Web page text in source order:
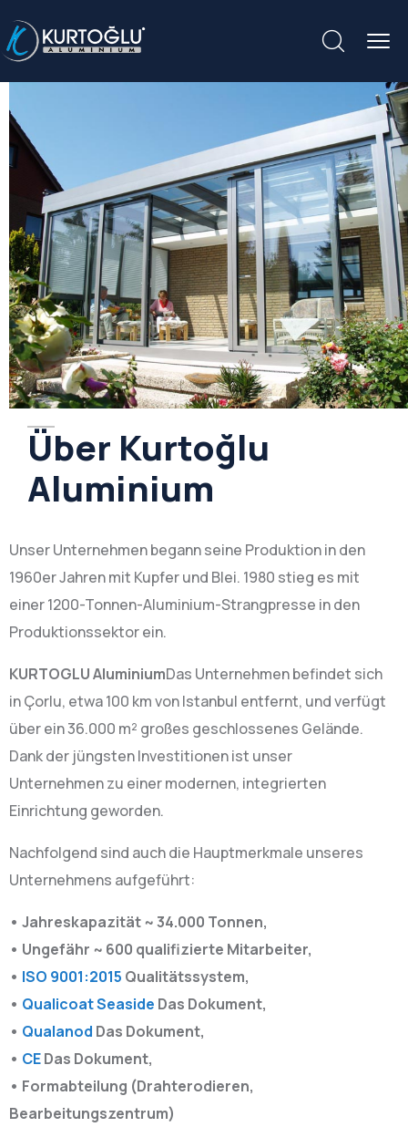
Über Kurtoğlu
Aluminium
Unser Unternehmen begann seine Produktion in den
1960er Jahren mit Kupfer und Blei. 1980 stieg es mit
einer 1200-Tonnen-Aluminium-Strangpresse in den
Produktionssektor ein.
KURTOGLU AluminiumDas Unternehmen befindet sich
in Çorlu, etwa 100 km von Istanbul entfernt, und verfügt
über ein 36.000 m² großes geschlossenes Gelände.
Dank der jüngsten Investitionen ist unser
Unternehmen zu einer modernen, integrierten
Einrichtung geworden.
Nachfolgend sind auch die Hauptmerkmale unseres
Unternehmens aufgeführt:
• Jahreskapazität ~ 34.000 Tonnen,
• Ungefähr ~ 600 qualifizierte Mitarbeiter,
• ISO 9001:2015 Qualitätssystem,
• Qualicoat Seaside Das Dokument,
• Qualanod Das Dokument,
• CEDas Dokument,
• Formabteilung (Drahterodieren,
Bearbeitungszentrum)